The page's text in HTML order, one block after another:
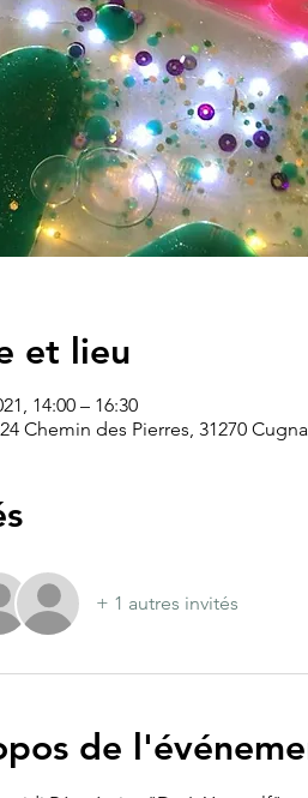
et lieu
14:00 – 16:30
Chemin des Pierres, 31270
+ 1 autres invités
de